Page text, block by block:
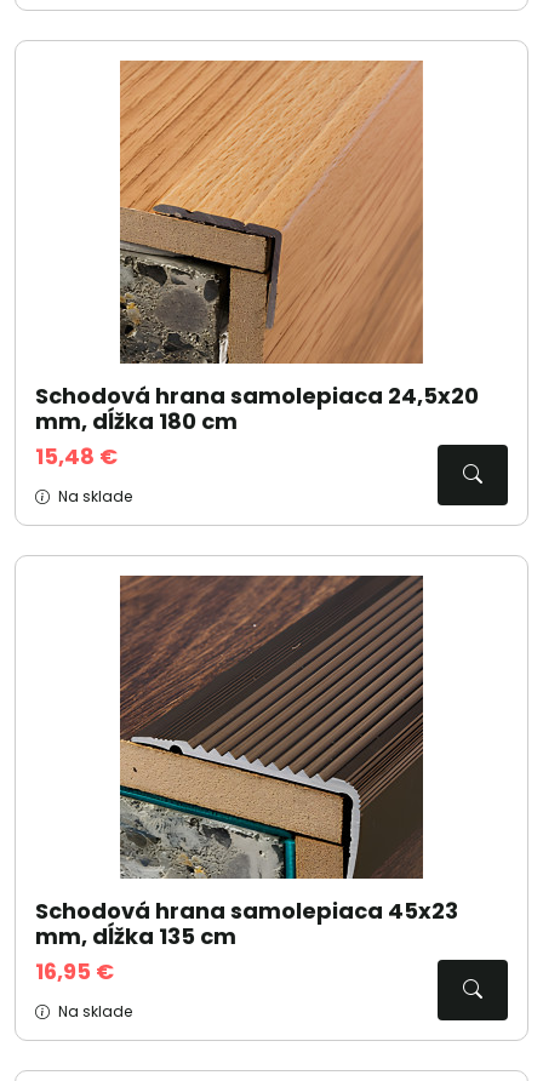
Schodová hrana samolepiaca 24,5x20
mm, dĺžka 180 cm
15,48 €
Na sklade
Schodová hrana samolepiaca 45x23
mm, dĺžka 135 cm
16,95 €
Na sklade